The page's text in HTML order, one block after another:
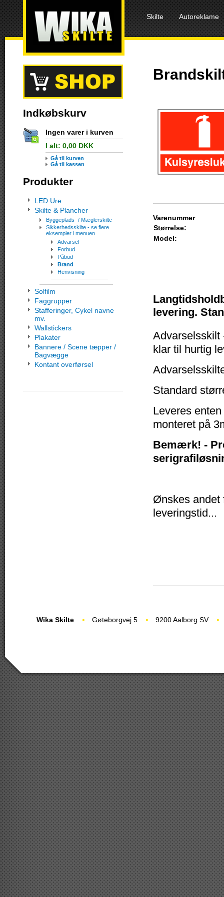
Skilte Autoreklame
Indkøbskurv
Ingen varer i kurven
I alt: 0,00 DKK
Gå til kurven
Gå til kassen
Produkter
LED Ure
Skilte & Plancher
Byggeplads- / Mæglerskilte
Sikkerhedsskilte - se flere
eksempler i menuen
Advarsel
Forbud
Påbud
Brand
Henvisning
Solfilm
Faggrupper
Stafferinger, Cykel navne
mv.
Wallstickers
Plakater
Bannere / Scene tæpper /
Bagvægge
Kontant overførsel
Varenummer
Størrelse:
Model:
levering.
Advarselsskilt
klar til hurtig
Standard
Leveres
monteret på
Bemærk! -
Ønskes andet
leveringstid...
Wika Skilte Gøteborgvej 5 9200 Aalborg SV